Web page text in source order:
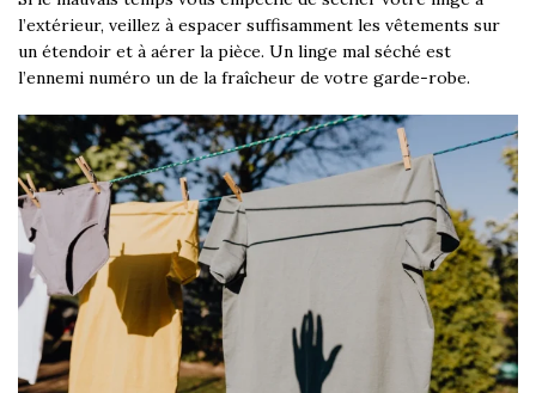
l’extérieur, veillez à espacer suffisamment les vêtements sur
un étendoir et à aérer la pièce. Un linge mal séché est
l’ennemi numéro un de la fraîcheur de votre garde-robe.